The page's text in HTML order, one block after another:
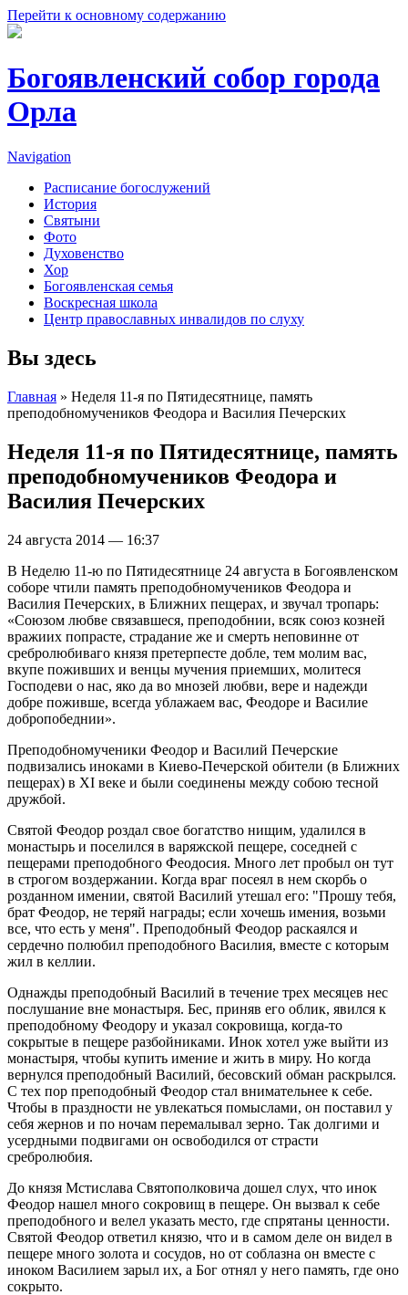
Перейти к основному содержанию
Богоявленский собор города
Орла
Navigation
Расписание богослужений
История
Святыни
Фото
Духовенство
Хор
Богоявленская семья
Воскресная школа
Центр православных инвалидов по слуху
Вы здесь
Главная » Неделя 11-я по Пятидесятнице, память
преподобномучеников Феодора и Василия Печерских
Неделя 11-я по Пятидесятнице, память
преподобномучеников Феодора и
Василия Печерских
24 августа 2014 — 16:37
В Неделю 11-ю по Пятидесятнице 24 августа в Богоявленском
соборе чтили память преподобномучеников Феодора и
Василия Печерских, в Ближних пещерах, и звучал тропарь:
«Союзом любве связавшеся, преподобнии, всяк союз козней
вражиих попрасте, страдание же и смерть неповинне от
сребролюбиваго князя претерпесте добле, тем молим вас,
вкупе поживших и венцы мучения приемших, молитеся
Господеви о нас, яко да во мнозей любви, вере и надежди
добре поживше, всегда ублажаем вас, Феодоре и Василие
добропобеднии».
Преподобномученики Феодор и Василий Печерские
подвизались иноками в Киево-Печерской обители (в Ближних
пещерах) в XI веке и были соединены между собою тесной
дружбой.
Святой Феодор роздал свое богатство нищим, удалился в
монастырь и поселился в варяжской пещере, соседней с
пещерами преподобного Феодосия. Много лет пробыл он тут
в строгом воздержании. Когда враг посеял в нем скорбь о
розданном имении, святой Василий утешал его: "Прошу тебя,
брат Феодор, не теряй награды; если хочешь имения, возьми
все, что есть у меня". Преподобный Феодор раскаялся и
сердечно полюбил преподобного Василия, вместе с которым
жил в келлии.
Однажды преподобный Василий в течение трех месяцев нес
послушание вне монастыря. Бес, приняв его облик, явился к
преподобному Феодору и указал сокровища, когда-то
сокрытые в пещере разбойниками. Инок хотел уже выйти из
монастыря, чтобы купить имение и жить в миру. Но когда
вернулся преподобный Василий, бесовский обман раскрылся.
С тех пор преподобный Феодор стал внимательнее к себе.
Чтобы в праздности не увлекаться помыслами, он поставил у
себя жернов и по ночам перемалывал зерно. Так долгими и
усердными подвигами он освободился от страсти
сребролюбия.
До князя Мстислава Святополковича дошел слух, что инок
Феодор нашел много сокровищ в пещере. Он вызвал к себе
преподобного и велел указать место, где спрятаны ценности.
Святой Феодор ответил князю, что и в самом деле он видел в
пещере много золота и сосудов, но от соблазна он вместе с
иноком Василием зарыл их, а Бог отнял у него память, где оно
сокрыто.